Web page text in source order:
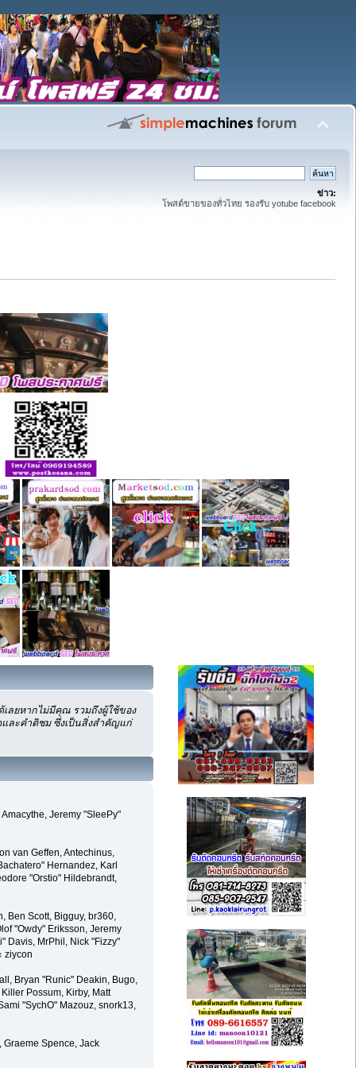
ข่าว:
โพสต์ขายของทั่วไทย รองรับ yotube facebook
เลยหากไม่มีคุณ รวมถึงผู้ใช้ของ
และคำติชม ซึ่งเป็นสิ่งสำคัญแก่
Jeremy "SleePy"
van Geffen, Antechinus,
Hernandez, Karl
"Orstio" Hildebrandt,
Ben Scott, Bigguy, br360,
"Owdy" Eriksson, Jeremy
Davis, MrPhil, Nick "Fizzy"
ziycon
Bryan "Runic" Deakin, Bugo,
Possum, Kirby, Matt
"SychO" Mazouz, snork13,
Spence, Jack